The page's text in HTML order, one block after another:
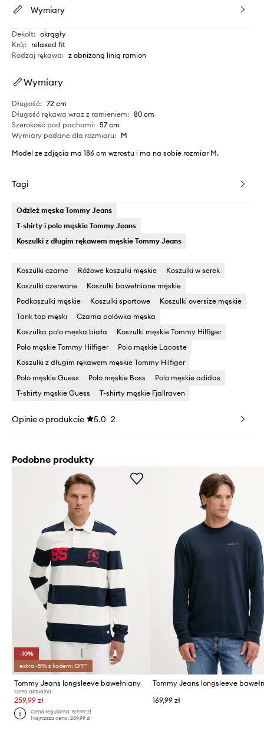
Wymiary
Dekolt: okrągły
Krój: relaxed fit
Rodzaj rękawa: z obniżoną linią ramion
Wymiary
Długość: 72 cm
Długość rękawa wraz z ramieniem: 80 cm
Szerokość pod pachami: 57 cm
Wymiary podane dla rozmiaru: M
Model ze zdjęcia ma 186 cm wzrostu i ma na sobie rozmiar M.
Tagi
Odzież męska Tommy Jeans
T-shirty i polo męskie Tommy Jeans
Koszulki z długim rękawem męskie Tommy Jeans
Koszulki czarne Różowe koszulki męskie
Koszulki w serek
Koszulki czerwone
Koszulki bawełniane męskie
Podkoszulki męskie
Koszulki sportowe
Koszulki oversize męskie
Tank top męski
Czarna polówka męska
Koszulka polo męska biała
Koszulki męskie Tommy Hilfiger
Polo męskie Tommy Hilfiger
Polo męskie Lacoste
Koszulki z długim rękawem męskie Tommy Hilfiger
Polo męskie Guess
Polo męskie Boss
Polo męskie adidas
T-shirty męskie Guess
T-shirty męskie Fjallraven
Opinie o produkcie 5.0 2
Podobne produkty
-10%
extra -5% z kodem: OFF*
Tommy Jeans longsleeve bawełniany
Cena aktualna:
259,99 zł
Cena regularna:519,99 zł
Najniższa cena:289,99 zł
Tommy Jeans longsleeve
169,99 zł